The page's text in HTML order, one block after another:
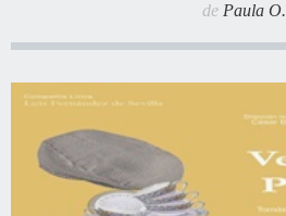
de Paula O.